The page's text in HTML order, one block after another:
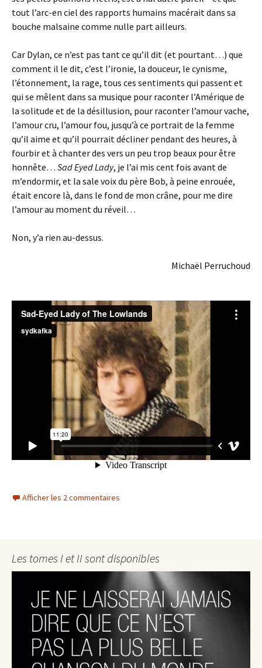
tout l’arc-en ciel des rapports humains macérait dans sa
bouche malsaine comme nulle part ailleurs.
Car Dylan, ce n’est pas tant ce qu’il dit (et pourtant…) que
comment il le dit, c’est l’ironie, la douceur, le cynisme,
l’étonnement, la rage, tous ces sentiments qui passent et
qui se mêlent dans sa musique pour raconter l’Amérique de
la solitude et de la désillusion, pour raconter l’amour vache,
l’amour cru, l’amour fou, jusqu’à ce portrait de la femme
qu’il aime et qu’il pourrait décliner pendant des heures, à
fourbir et à chanter des vers un peu trop beaux pour être
honnête… Sad Eyed Lady, je l’ai mis cent fois avant de
m’endormir, et la sale voix du père Bob, à peine enrouée,
était encore là, dans le fond de mon crâne, pour me dire
l’amour au moment du réveil…
Non, y’a rien au-dessus.
Michaël Perruchoud
Afficher les 2 commentaires
Les tomes I et II sont disponibles